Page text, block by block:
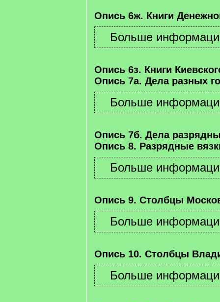
Опись 6ж. Книги
Опись 6з. Книги
Опись 7а. Дела разных
Опись 7б. Дела
Опись 8. Разрядные
Опись 9. Столбцы
Опись 10. Столбцы